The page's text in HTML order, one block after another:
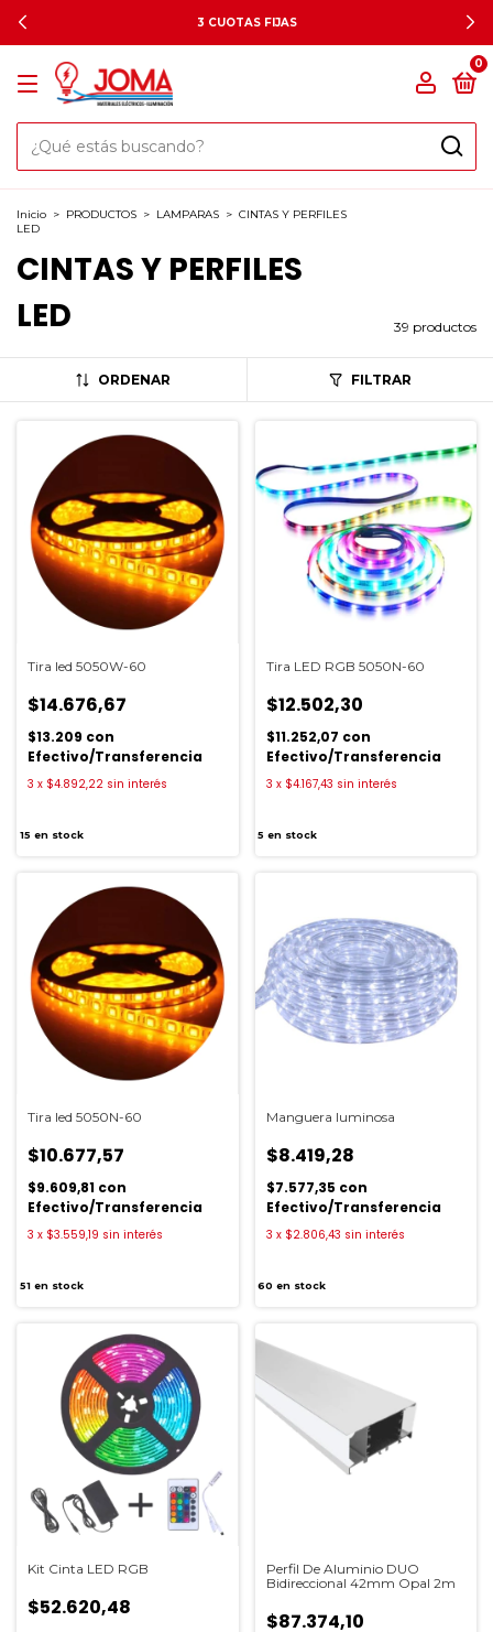
3 CUOTAS FIJAS
0
Inicio > PRODUCTOS > LAMPARAS > CINTAS Y PERFILES
LED
CINTAS Y PERFILES
LED
39 productos
ORDENAR FILTRAR
Tira led 5050W-60
$14.676,67
$13.209 con
Efectivo/Transferencia
3 x $4.892,22 sin interés
15 en stock
Tira LED RGB 5050N-60
$12.502,30
$11.252,07 con
Efectivo/Transferencia
3 x $4.167,43 sin interés
5 en stock
Tira led 5050N-60
$10.677,57
$9.609,81 con
Efectivo/Transferencia
3 x $3.559,19 sin interés
51en stock
Manguera luminosa
$8.419,28
$7.577,35 con
Efectivo/Transferencia
3 x $2.806,43 sin interés
60 en stock
Kit Cinta LED RGB
$52.620,48
Perfil De Aluminio DUO
Bidireccional 42mm Opal 2m
$87.374,10